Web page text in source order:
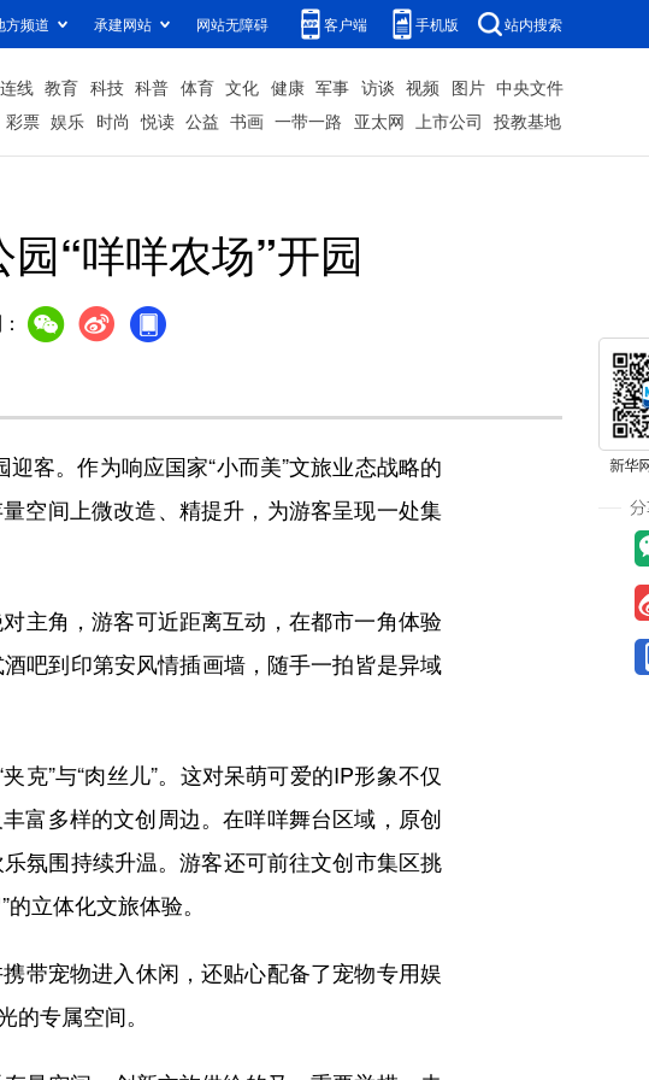
方频道 承建网站 网站无障碍 客户端 手机版 站内搜索
线 教育 科技 科普 体育 文化 健康 军事 访谈 视频 图片 中央文件
彩票 娱乐 时尚 悦读 公益 书画 一带一路 亚太网 上市公司 投教基地
“咩咩农场”开园
客。作为响应国家“小而美”文旅业态战略的
空间上微改造、精提升，为游客呈现一处集
角，游客可近距离互动，在都市一角体验
吧到印第安风情插画墙，随手一拍皆是异域
”与“肉丝儿”。这对呆萌可爱的IP形象不仅
富多样的文创周边。在咩咩舞台区域，原创
氛围持续升温。游客还可前往文创市集区挑
立体化文旅体验。
宠物进入休闲，还贴心配备了宠物专用娱
专属空间。